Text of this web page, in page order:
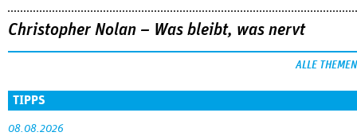
Christopher Nolan – Was bleibt, was nervt
ALLE THEMEN
TIPPS
08.08.2026